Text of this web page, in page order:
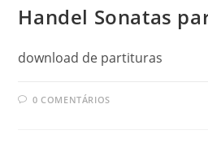
Handel Sonatas
download de partituras
0 COMENTÁRIOS